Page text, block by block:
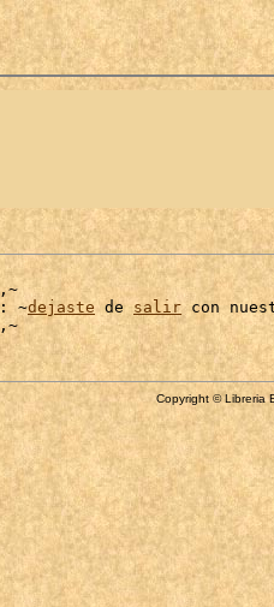
,~
: ~dejaste de salir con
Copyright © Libreria